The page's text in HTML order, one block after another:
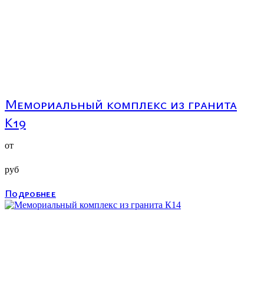
Мемориальный комплекс из гранита
К19
от
руб
Подробнее